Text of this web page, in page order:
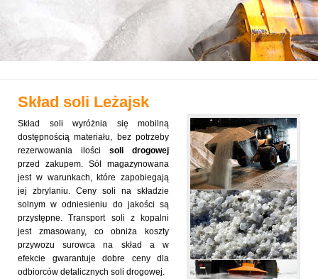
Skład soli Leżajsk
Skład soli wyróżnia się mobilną
dostępnością materiału, bez potrzeby
rezerwowania ilości soli drogowej
przed zakupem. Sól magazynowana
jest w warunkach, które zapobiegają
jej zbrylaniu. Ceny soli na składzie
solnym w odniesieniu do jakości są
przystępne. Transport soli z kopalni
jest zmasowany, co obniża koszty
przywozu surowca na skład a w
efekcie gwarantuje dobre ceny dla
odbiorców detalicznych soli drogowej.